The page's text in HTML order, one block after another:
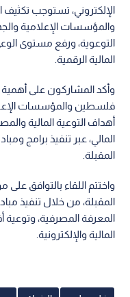
الإلكتروني، تستوجب
والمؤسسات الإعلامية
التوعوية، ورفع مستوى
المالية الرقمية.
وأكد المشاركون على
فلسطين والمؤسسات
أهداف التوعية المالية
المالي، عبر تنفيذ برامج
المقبلة.
واختتم اللقاء بالتوافق
المقبلة، من خلال تنفيذ
المعرفة المصرفية،
المالية والإلكترونية.